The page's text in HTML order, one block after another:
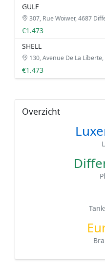
GULF
307, Rue Woiwer, 4687
€1.473
SHELL
130, Avenue De La
€1.473
Overzicht